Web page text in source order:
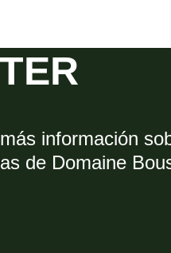
información
de Domaine